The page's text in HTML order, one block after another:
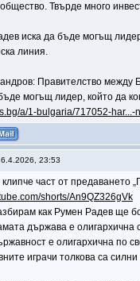
Твърде много
иска да бъде могъщ
линия.
Правителство между
могъщ лидер, който да
a/1-bulgaria/717052-har...-
23:53
част от предаването
shorts/An9QZ326gVk
как Румен Радев ще
държава е олигархична
е олигархична по
играчи толкова са